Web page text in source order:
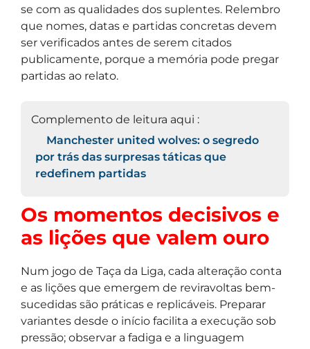
se com as qualidades dos suplentes. Relembro
que nomes, datas e partidas concretas devem
ser verificados antes de serem citados
publicamente, porque a memória pode pregar
partidas ao relato.
Complemento de leitura aqui :
Manchester united wolves: o segredo
por trás das surpresas táticas que
redefinem partidas
Os momentos decisivos e
as lições que valem ouro
Num jogo de Taça da Liga, cada alteração conta
e as lições que emergem de reviravoltas bem-
sucedidas são práticas e replicáveis. Preparar
variantes desde o início facilita a execução sob
pressão; observar a fadiga e a linguagem